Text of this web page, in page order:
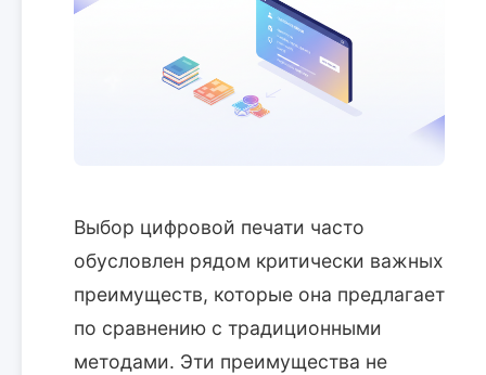
Выбор цифровой печати часто
обусловлен рядом критически важных
преимуществ, которые она предлагает
по сравнению с традиционными
методами. Эти преимущества не